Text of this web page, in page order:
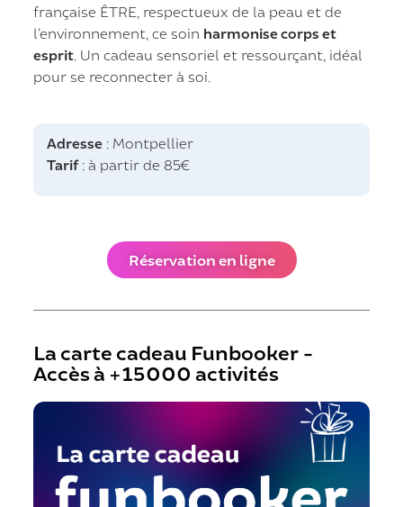
française ÊTRE, respectueux de la peau et de
l’environnement, ce soin harmonise corps et
esprit . Un cadeau sensoriel et ressourçant, idéal
pour se reconnecter à soi.
Adresse : Montpellier
Tarif: à partir de 85€
Réservation en ligne
La carte cadeau Funbooker -
Accès à +15000 activités